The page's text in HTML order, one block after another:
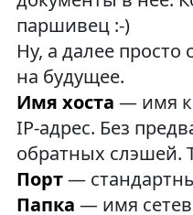
паршивец :-)
Ну, а далее просто
на будущее.
Имя хоста — имя
IP-адрес. Без
обратных слэшей.
Порт—
Папка — имя